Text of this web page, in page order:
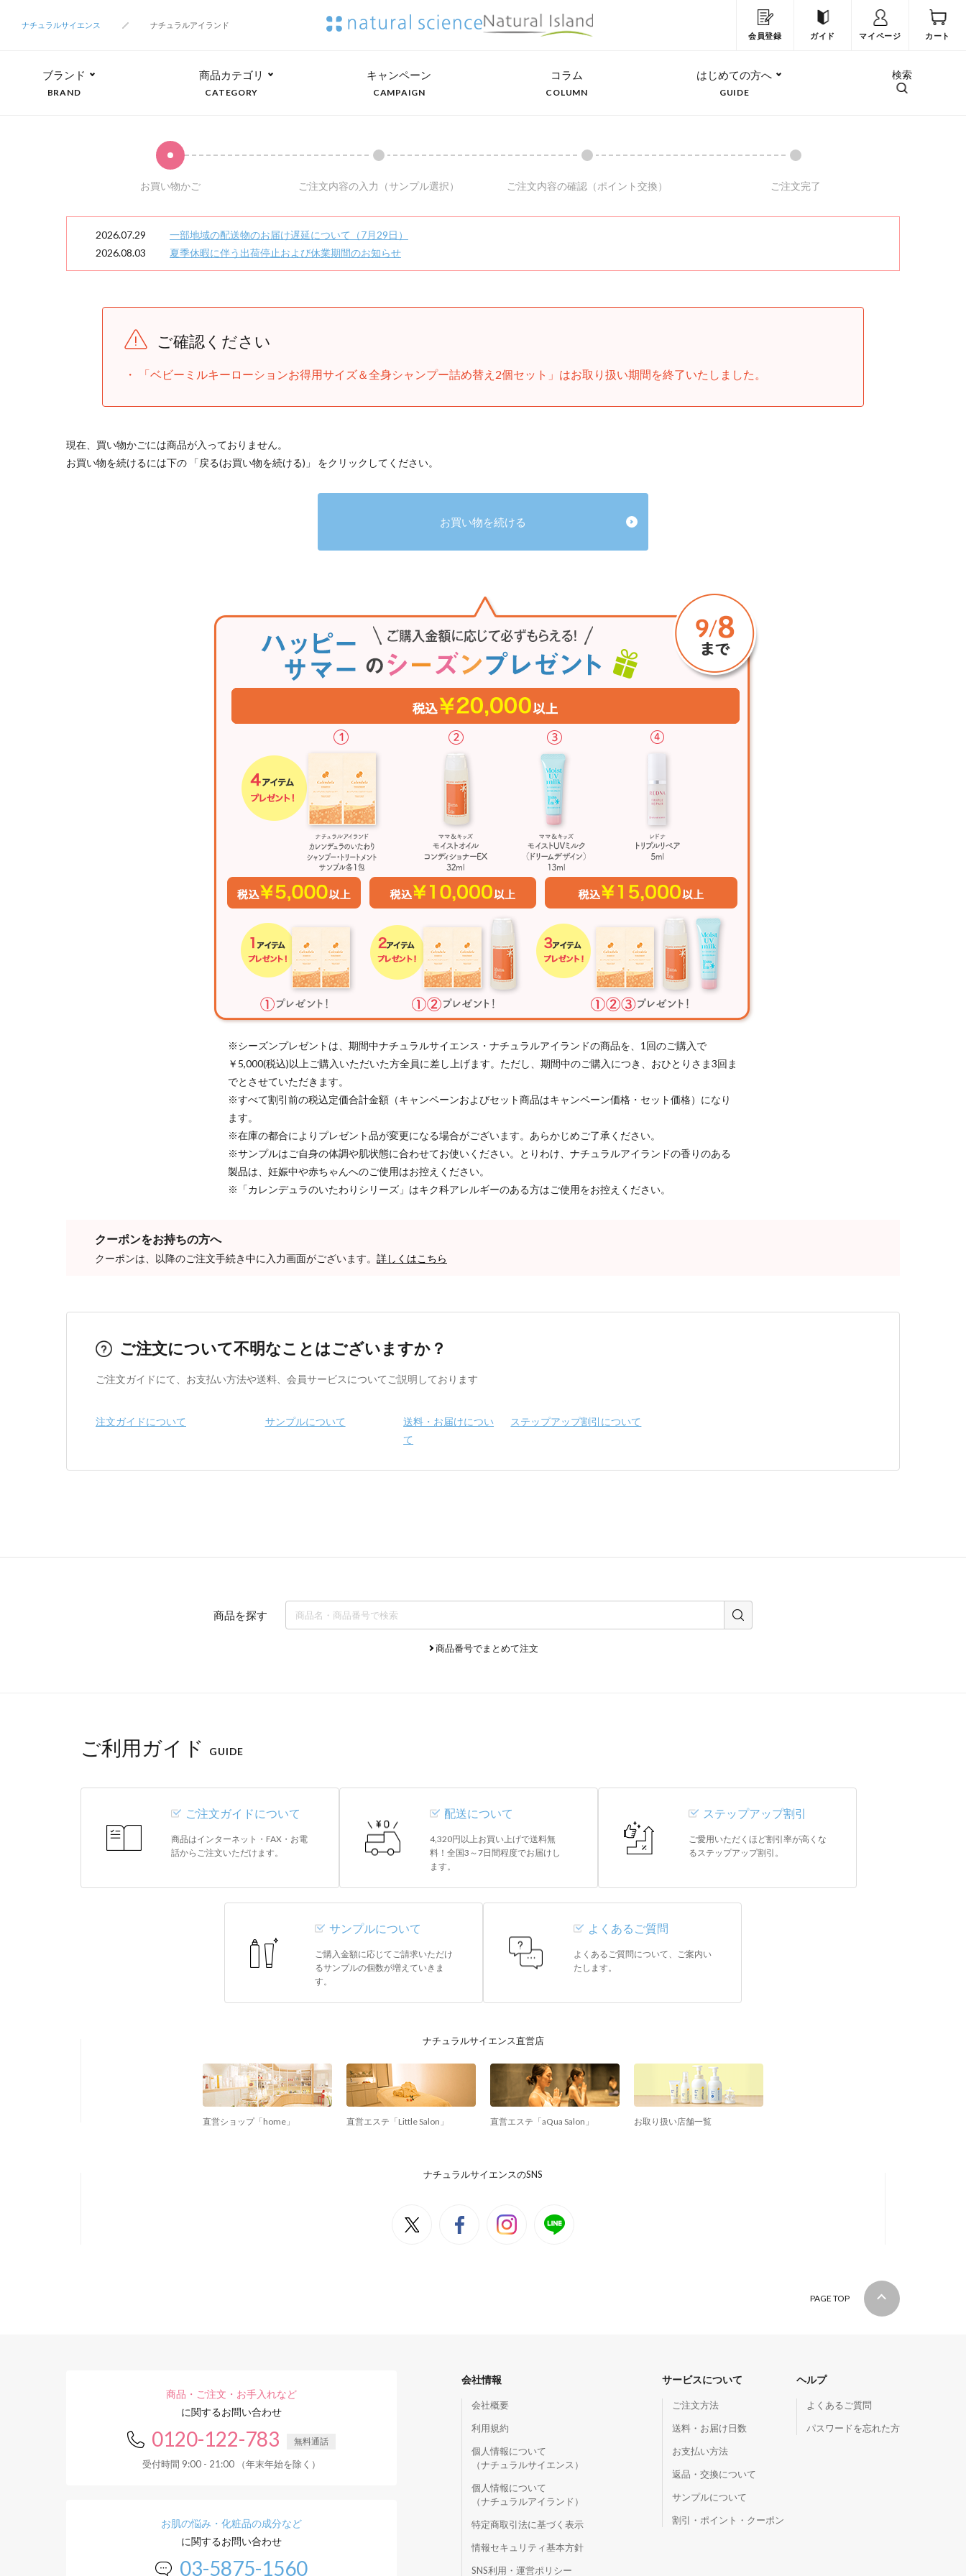
ナチュラルサイエンス
ナチュラルアイランド
会員登録
ガイド マイページ カート
ブランド
BRAND
商品カテゴリ
CATEGORY
キャンペーン
CAMPAIGN
コラム
COLUMN
はじめての方へ
GUIDE
検索
お買い物かご ご注文内容の入力 （サンプル選択） ご注文内容の確認 （ポイント交換） ご注文完了
2026.07.29
一部地域の配送物のお届け遅延について（7月29日）
2026.08.03
夏季休暇に伴う出荷停止および休業期間のお知らせ
ご確認ください
「ベビーミルキーローションお得用サイズ＆全身シャンプー詰め替え2個セット」はお取り扱い期間を終了いたしました。
現在、買い物かごには商品が入っておりません。
お買い物を続けるには下の 「戻る(お買い物を続ける)」 をクリックしてください。
お買い物を続ける
※シーズンプレゼントは、期間中ナチュラルサイエンス・ナチュラルアイランドの商品を、1回のご購入で
￥5,000(税込)以上ご購入いただいた方全員に差し上げます。ただし、期間中のご購入につき、おひとりさま3回ま
でとさせていただきます。
※すべて割引前の税込定価合計金額（キャンペーンおよびセット商品はキャンペーン価格・セット価格）になり
ます。
※在庫の都合によりプレゼント品が変更になる場合がございます。あらかじめご了承ください。
※サンプルはご自身の体調や肌状態に合わせてお使いください。とりわけ、ナチュラルアイランドの香りのある
製品は、妊娠中や赤ちゃんへのご使用はお控えください。
※「カレンデュラのいたわりシリーズ」はキク科アレルギーのある方はご使用をお控えください。
クーポンをお持ちの方へ
クーポンは、以降のご注文手続き中に入力画面がございます。 詳しくはこちら
ご注文について不明なことはございますか？
ご注文ガイドにて、お支払い方法や送料、会員サービスについてご説明しております
注文ガイドについて サンプルについて
送料・お届けについ
て
ステップアップ割引について
商品を探す
商品番号でまとめて注文
ご利用ガイド GUIDE
ご注文ガイドについて
商品はインターネット・FAX・お電
話からご注文いただけます。
配送について
4,320円以上お買い上げで送料無
料！全国3～7日間程度でお届けし
ます。
ステップアップ割引
ご愛用いただくほど割引率が高くな
るステップアップ割引。
サンプルについて
ご購入金額に応じてご請求いただけ
るサンプルの個数が増えていきま
す。
よくあるご質問
よくあるご質問について、ご案内い
たします。
ナチュラルサイエンス直営店
直営ショップ「home」 直営エステ「Little Salon」 直営エステ「aQua Salon」 お取り扱い店舗一覧
ナチュラルサイエンスのSNS
PAGE TOP
商品・ご注文・お手入れなど
に関するお問い合わせ
0120-122-783 無料通話
受付時間 9:00 - 21:00 （年末年始を除く）
お肌の悩み・化粧品の成分など
に関するお問い合わせ
03-5875-1560
会社情報
会社概要
利用規約
個人情報について
（ナチュラルサイエンス）
個人情報について
（ナチュラルアイランド）
特定商取引法に基づく表示
情報セキュリティ基本方針
SNS利用・運営ポリシー
サービスについて
ご注文方法
送料・お届け日数
お支払い方法
返品・交換について
サンプルについて
割引・ポイント・クーポン
ヘルプ
よくあるご質問
パスワードを忘れた方